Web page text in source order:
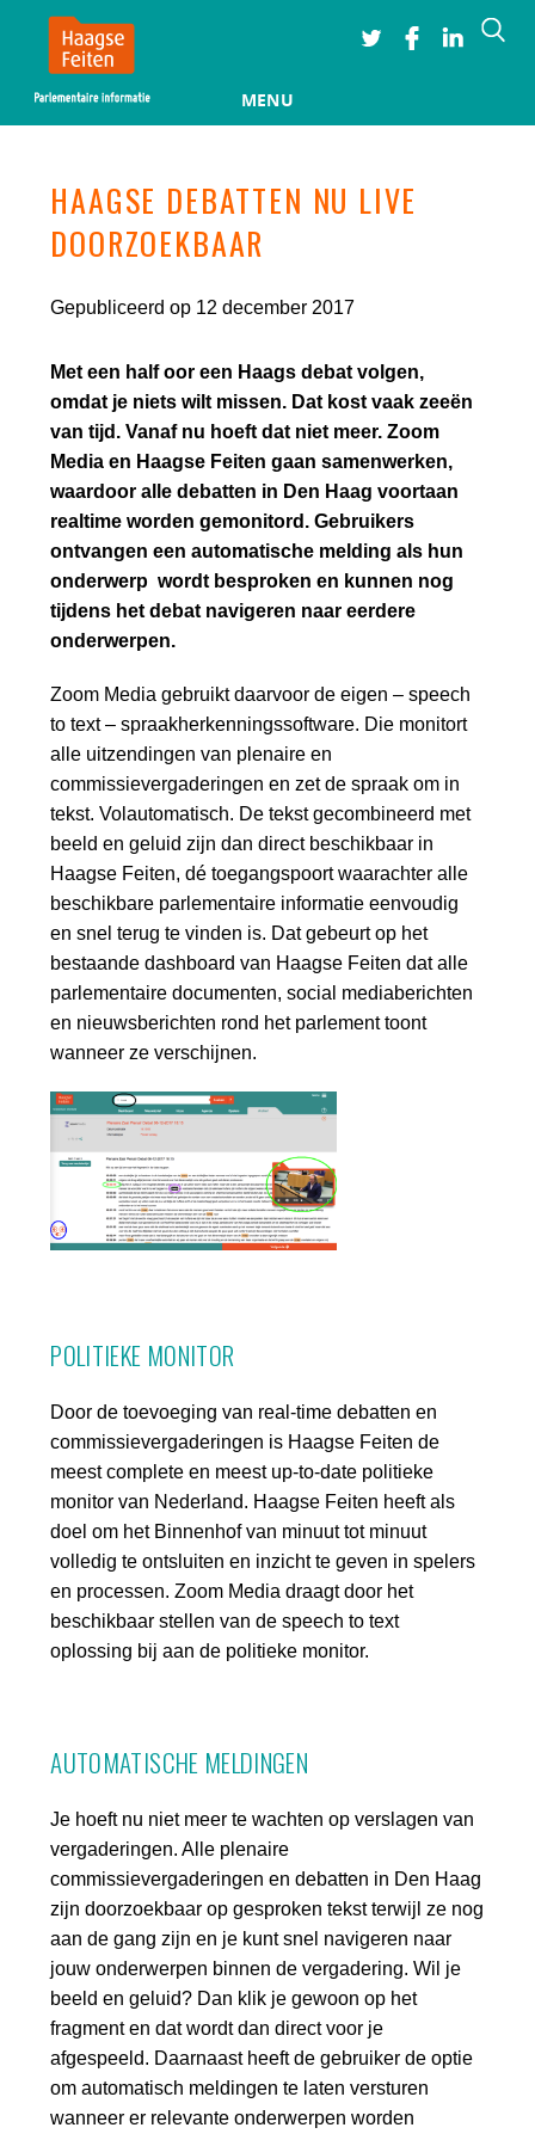
Search
MENU
HAAGSE DEBATTEN NU LIVE
DOORZOEKBAAR
Gepubliceerd op 12 december 2017
Met een half oor een Haags debat volgen,
omdat je niets wilt missen. Dat kost vaak zeeën
van tijd. Vanaf nu hoeft dat niet meer. Zoom
Media en Haagse Feiten gaan samenwerken,
waardoor alle debatten in Den Haag voortaan
realtime worden gemonitord. Gebruikers
ontvangen een automatische melding als hun
onderwerp wordt besproken en kunnen nog
tijdens het debat navigeren naar eerdere
onderwerpen.
Zoom Media gebruikt daarvoor de eigen – speech
to text – spraakherkenningssoftware. Die monitort
alle uitzendingen van plenaire en
commissievergaderingen en zet de spraak om in
tekst. Volautomatisch. De tekst gecombineerd met
beeld en geluid zijn dan direct beschikbaar in
Haagse Feiten, dé toegangspoort waarachter alle
beschikbare parlementaire informatie eenvoudig
en snel terug te vinden is. Dat gebeurt op het
bestaande dashboard van Haagse Feiten dat alle
parlementaire documenten, social mediaberichten
en nieuwsberichten rond het parlement toont
wanneer ze verschijnen.
POLITIEKE MONITOR
Door de toevoeging van real-time debatten en
commissievergaderingen is Haagse Feiten de
meest complete en meest up-to-date politieke
monitor van Nederland. Haagse Feiten heeft als
doel om het Binnenhof van minuut tot minuut
volledig te ontsluiten en inzicht te geven in spelers
en processen. Zoom Media draagt door het
beschikbaar stellen van de speech to text
oplossing bij aan de politieke monitor.
AUTOMATISCHE MELDINGEN
Je hoeft nu niet meer te wachten op verslagen van
vergaderingen. Alle plenaire
commissievergaderingen en debatten in Den Haag
zijn doorzoekbaar op gesproken tekst terwijl ze nog
aan de gang zijn en je kunt snel navigeren naar
jouw onderwerpen binnen de vergadering. Wil je
beeld en geluid? Dan klik je gewoon op het
fragment en dat wordt dan direct voor je
afgespeeld. Daarnaast heeft de gebruiker de optie
om automatisch meldingen te laten versturen
wanneer er relevante onderwerpen worden